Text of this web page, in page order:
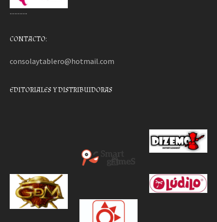
………..
CONTACTO:
consolaytablero@hotmail.com
EDITORIALES Y DISTRIBUIDORAS